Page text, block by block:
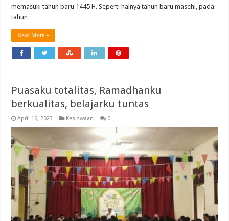
memasuki tahun baru 1445 H. Seperti halnya tahun baru masehi, pada
tahun …
Read More »
Puasaku totalitas, Ramadhanku
berkualitas, belajarku tuntas
April 16, 2023 Kesiswaan 0